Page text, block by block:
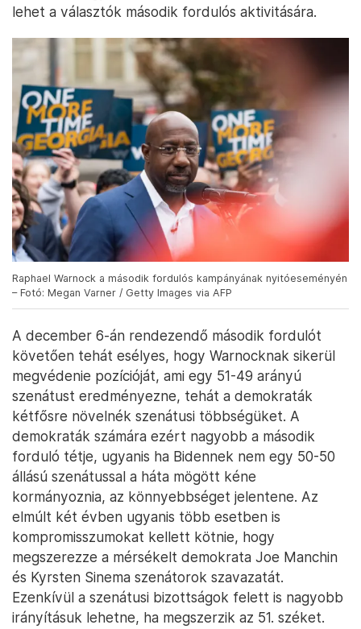
lehet a választók második fordulós aktivitására.
Raphael Warnock a második fordulós kampányának nyitóeseményén
– Fotó: Megan Varner / Getty Images via AFP
A december 6-án rendezendő második fordulót
követően tehát esélyes, hogy Warnocknak sikerül
megvédenie pozícióját, ami egy 51-49 arányú
szenátust eredményezne, tehát a demokraták
kétfősre növelnék szenátusi többségüket. A
demokraták számára ezért nagyobb a második
forduló tétje, ugyanis ha Bidennek nem egy 50-50
állású szenátussal a háta mögött kéne
kormányoznia, az könnyebbséget jelentene. Az
elmúlt két évben ugyanis több esetben is
kompromisszumokat kellett kötnie, hogy
megszerezze a mérsékelt demokrata Joe Manchin
és Kyrsten Sinema szenátorok szavazatát.
Ezenkívül a szenátusi bizottságok felett is nagyobb
irányításuk lehetne, ha megszerzik az 51. széket.